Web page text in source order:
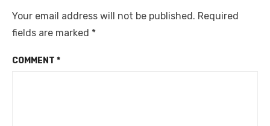
Your email address will not be published. Required
fields are marked *
COMMENT *